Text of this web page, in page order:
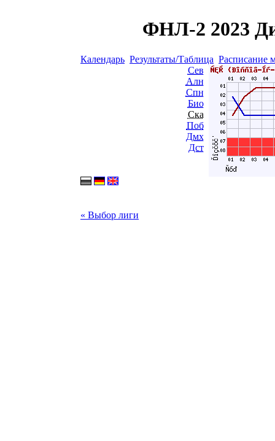
ФНЛ-2 2023
Календарь Результаты/Таблица Расписание
Сев
Алн
Спн
Био
Ска
Поб
Дмх
Дст
« Выбор лиги